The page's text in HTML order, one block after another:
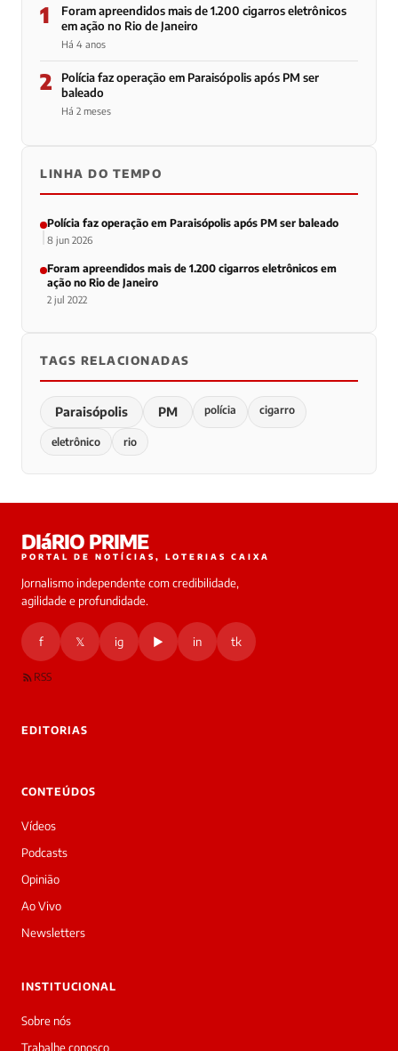
1
Foram apreendidos mais de 1.200 cigarros eletrônicos
em ação no Rio de Janeiro
Há 4 anos
2
Polícia faz operação em Paraisópolis após PM ser
baleado
Há 2 meses
LINHA DO TEMPO
Polícia faz operação em Paraisópolis após PM ser baleado
8 jun 2026
Foram apreendidos mais de 1.200 cigarros eletrônicos em
ação no Rio de Janeiro
2 jul 2022
TAGS RELACIONADAS
Paraisópolis PM polícia cigarro
eletrônico rio
DIáRIO PRIME
PORTAL DE NOTÍCIAS, LOTERIAS CAIXA
Jornalismo independente com credibilidade,
agilidade e profundidade.
f 𝕏 ig ▶ in tk
RSS
EDITORIAS
CONTEÚDOS
Vídeos
Podcasts
Opinião
Ao Vivo
Newsletters
INSTITUCIONAL
Sobre nós
Trabalhe conosco